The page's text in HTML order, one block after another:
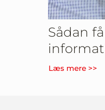
Sådan
Læs mere >>